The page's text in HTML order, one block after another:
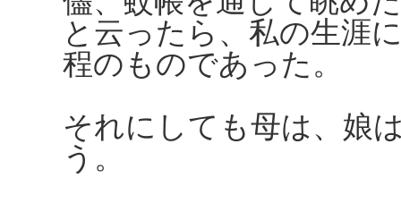
と云ったら、私の生涯
程のものであった。
それにしても母は、娘
う。